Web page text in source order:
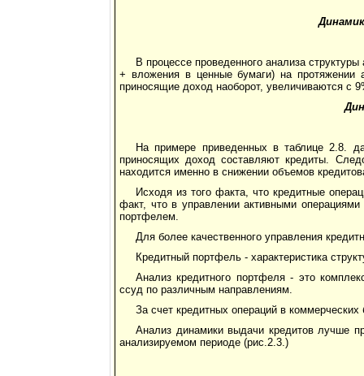
В процессе проведенного анализа
+ вложения в ценные бумаги) на
приносящие доход наоборот, увеличиваются с
На примере приведенных в таблице 2.8.
приносящих доход составляют кредиты.
находится именно в снижении объемов
Исходя из того факта, что кредитные
факт, что в управлении активными
портфелем.
Для более качественного управления
Кредитный портфель - характеристика
Анализ кредитного портфеля - это
ссуд по различным направлениям.
За счет кредитных операций в
Анализ динамики выдачи кредитов лучше
анализируемом периоде (рис.2.3.)